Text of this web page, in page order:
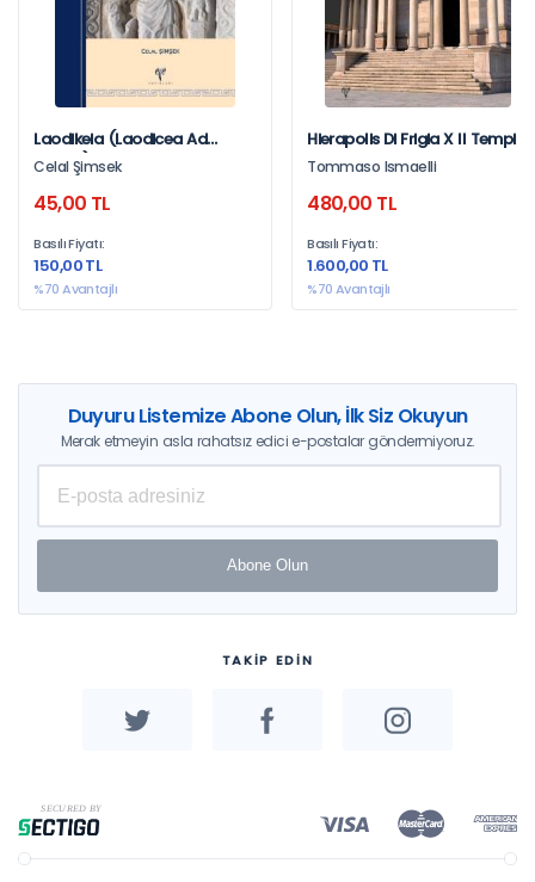
Laodikeia (Laodicea Ad
Lycum)
Celal Şimsek
45,00 TL
Basılı Fiyatı:
150,00 TL
%70 Avantajlı
Hierapolis Di Frigia X Il Tempio
A Nel Santuario Di Apollo
Tommaso Ismaelli
480,00 TL
Basılı Fiyatı:
1.600,00 TL
%70 Avantajlı
Duyuru Listemize Abone Olun, İlk Siz Okuyun
Merak etmeyin asla rahatsız edici e-postalar göndermiyoruz.
Abone Olun
TAKİP EDİN